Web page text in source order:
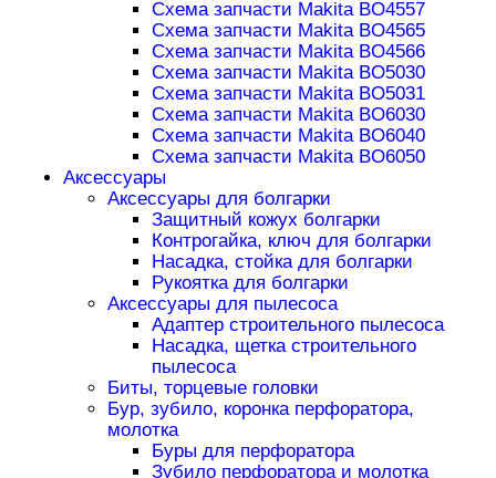
Схема запчасти Makita BO4557
Схема запчасти Makita BO4565
Схема запчасти Makita BO4566
Схема запчасти Makita BO5030
Схема запчасти Makita BO5031
Схема запчасти Makita BO6030
Схема запчасти Makita BO6040
Схема запчасти Makita BO6050
Аксессуары
Аксессуары для болгарки
Защитный кожух болгарки
Контрогайка, ключ для болгарки
Насадка, стойка для болгарки
Рукоятка для болгарки
Аксессуары для пылесоса
Адаптер строительного пылесоса
Насадка, щетка строительного
пылесоса
Биты, торцевые головки
Бур, зубило, коронка перфоратора,
молотка
Буры для перфоратора
Зубило перфоратора и молотка